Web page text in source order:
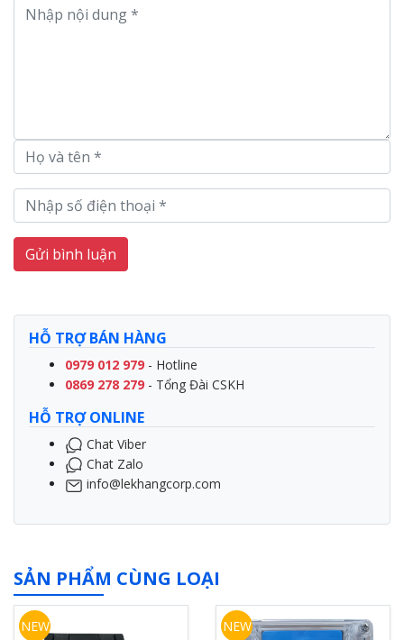
Gửi bình luận
HỖ TRỢ BÁN HÀNG
0979 012 979 - Hotline
0869 278 279 - Tổng Đài CSKH
HỖ TRỢ ONLINE
Chat Viber
Chat Zalo
info@lekhangcorp.com
SẢN PHẨM CÙNG LOẠI
NEW NEW